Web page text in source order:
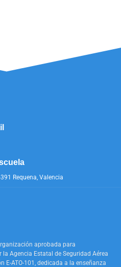
Requena, Valencia
aprobada para
Agencia Estatal de Seguridad Aérea
E-ATO-101, dedicada a la enseñanza